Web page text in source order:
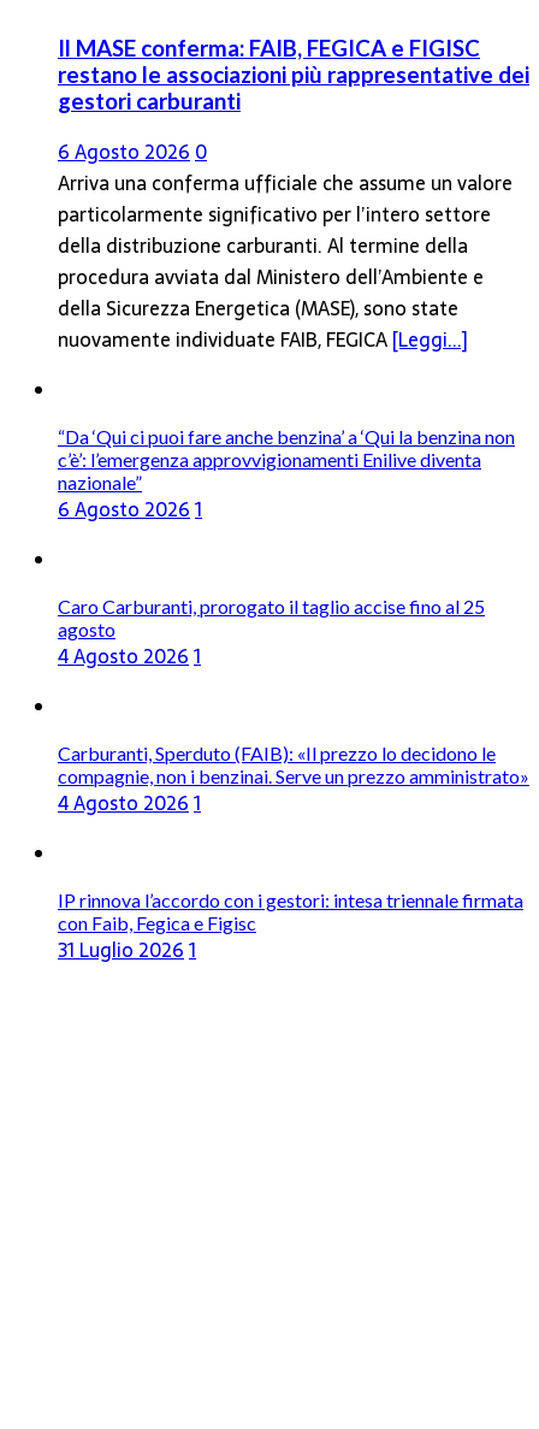
Il MASE conferma: FAIB, FEGICA e FIGISC
restano le associazioni più rappresentative dei
gestori carburanti
6 Agosto 20260
Arriva una conferma ufficiale che assume un valore
particolarmente significativo per l’intero settore
della distribuzione carburanti. Al termine della
procedura avviata dal Ministero dell’Ambiente e
della Sicurezza Energetica (MASE), sono state
nuovamente individuate FAIB, FEGICA[Leggi...]
“Da ‘Qui ci puoi fare anche benzina’ a ‘Qui la benzina non
c’è’: l’emergenza approvvigionamenti Enilive diventa
nazionale”
6 Agosto 20261
Caro Carburanti, prorogato il taglio accise fino al 25
agosto
4 Agosto 20261
Carburanti, Sperduto (FAIB): «Il prezzo lo decidono le
compagnie, non i benzinai. Serve un prezzo amministrato»
4 Agosto 20261
IP rinnova l’accordo con i gestori: intesa triennale firmata
con Faib, Fegica e Figisc
31 Luglio 20261